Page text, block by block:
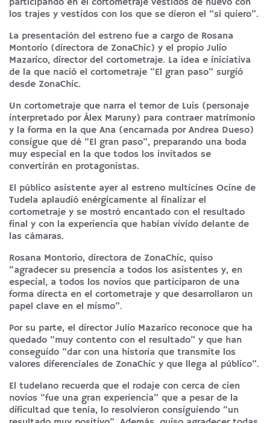
participando en el cortometraje vestidos de nuevo con
los trajes y vestidos con los que se dieron el “sí quiero”.
La presentación del estreno fue a cargo de Rosana
Montorio (directora de ZonaChic) y el propio Julio
Mazarico, director del cortometraje. La idea e iniciativa
de la que nació el cortometraje “El gran paso” surgió
desde ZonaChic.
Un cortometraje que narra el temor de Luis (personaje
interpretado por Álex Maruny) para contraer matrimonio
y la forma en la que Ana (encarnada por Andrea Dueso)
consigue que dé “El gran paso”, preparando una boda
muy especial en la que todos los invitados se
convertirán en protagonistas.
El público asistente ayer al estreno multicines Ocine de
Tudela aplaudió enérgicamente al finalizar el
cortometraje y se mostró encantado con el resultado
final y con la experiencia que habían vivido delante de
las cámaras.
Rosana Montorio, directora de ZonaChic, quiso
“agradecer su presencia a todos los asistentes y, en
especial, a todos los novios que participaron de una
forma directa en el cortometraje y que desarrollaron un
papel clave en el mismo”.
Por su parte, el director Julio Mazarico reconoce que ha
quedado “muy contento con el resultado” y que han
conseguido “dar con una historia que transmite los
valores diferenciales de ZonaChic y que llega al público”.
El tudelano recuerda que el rodaje con cerca de cien
novios “fue una gran experiencia” que a pesar de la
dificultad que tenía, lo resolvieron consiguiendo “un